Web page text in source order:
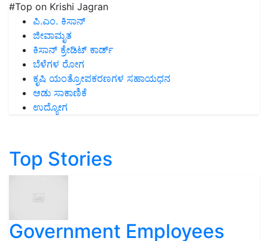
#Top on Krishi Jagran
ಪಿ.ಎಂ. ಕಿಸಾನ್
ಜೀವಾಮೃತ
ಕಿಸಾನ್ ಕ್ರೇಡಿಟ್ ಕಾರ್ಡ್
ಬೆಳೆಗಳ ರೋಗ
ಕೃಷಿ ಯಂತ್ರೋಪಕರಣಗಳ ಸಹಾಯಧನ
ಆಡು ಸಾಕಾಣಿಕೆ
ಉದ್ಯೋಗ
Top Stories
Government Employees